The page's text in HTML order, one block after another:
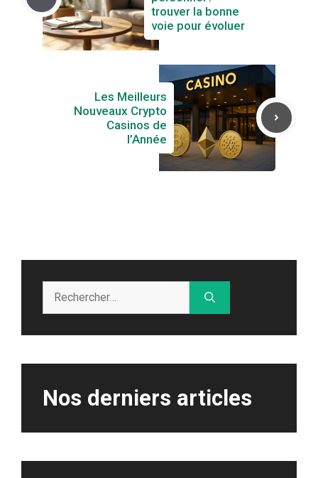
trouver la bonne
voie pour évoluer
Les Meilleurs
Nouveaux Crypto
Casinos de
l’Année
Nos derniers articles